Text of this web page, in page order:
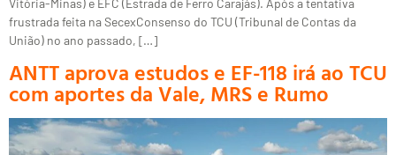
frustrada feita na SecexConsenso do TCU (Tribunal de Contas da
União) no ano passado, […]
ANTT aprova estudos e EF-118 irá ao TCU
com aportes da Vale, MRS e Rumo